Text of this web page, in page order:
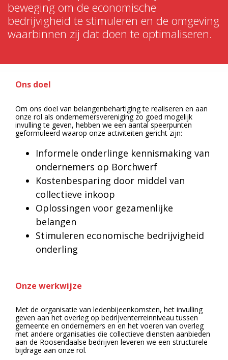
beweging om de economische
bedrijvigheid te stimuleren en de omgeving
waarbinnen zij dat doen te optimaliseren.
Ons doel
Om ons doel van belangenbehartiging te realiseren en aan
onze rol als ondernemersvereniging zo goed mogelijk
invulling te geven, hebben we een aantal speerpunten
geformuleerd waarop onze activiteiten gericht zijn:
Informele onderlinge kennismaking van
ondernemers op Borchwerf
Kostenbesparing door middel van
collectieve inkoop
Oplossingen voor gezamenlijke
belangen
Stimuleren economische bedrijvigheid
onderling
Onze werkwijze
Met de organisatie van ledenbijeenkomsten, het invulling
geven aan het overleg op bedrijventerreinniveau tussen
gemeente en ondernemers en en het voeren van overleg
met andere organisaties die collectieve diensten aanbieden
aan de Roosendaalse bedrijven leveren we een structurele
bijdrage aan onze rol.